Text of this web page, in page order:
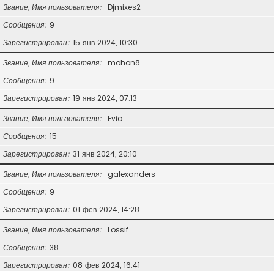
Звание, Имя пользователя
Djmixes2
Сообщения 9
Зарегистрирован 15 янв 2024, 10:30
Звание, Имя пользователя
mohon8
Сообщения 9
Зарегистрирован 19 янв 2024, 07:13
Звание, Имя пользователя
Evio
Сообщения 15
Зарегистрирован 31 янв 2024, 20:10
Звание, Имя пользователя
galexanders
Сообщения 9
Зарегистрирован 01 фев 2024, 14:28
Звание, Имя пользователя
Lossif
Сообщения 38
Зарегистрирован 08 фев 2024, 16:41